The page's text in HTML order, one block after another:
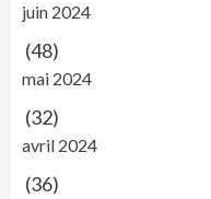
juin 2024
(48)
mai 2024
(32)
avril 2024
(36)